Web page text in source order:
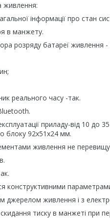
живлення:
інформації про стан
в манжету.
розряду батареї живлення -
реального часу -так.
приладу-від 10 до
блоку 92х51х24 мм.
живлення не
конструктивними
джерелом живлення і з
тиску в манжеті при